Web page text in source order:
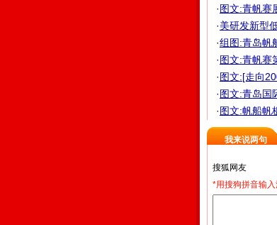
·图文:青帆赛
·美研发新型
·组图:青岛帆
·图文:青帆赛
·图文:[走向
·图文:青岛国
·图文:帆船帆
我来说两句
*用搜狗拼音输